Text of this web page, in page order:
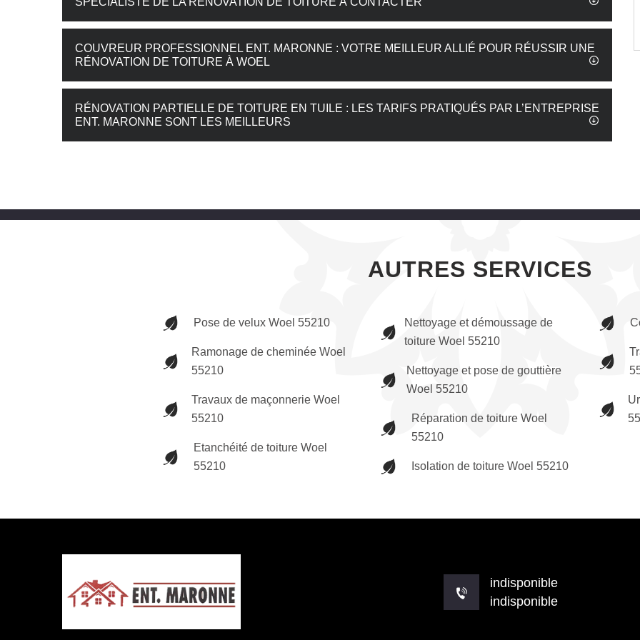
COUVREUR PROFESSIONNEL ENT. MARONNE : VOTRE MEILLEUR ALLIÉ POUR RÉUSSIR UNE
RÉNOVATION DE TOITURE À WOEL
RÉNOVATION PARTIELLE DE TOITURE EN TUILE : LES TARIFS PRATIQUÉS PAR L’ENTREPRISE
ENT. MARONNE SONT LES MEILLEURS
AUTRES SERVICES
Pose de velux Woel 55210
Ramonage de cheminée Woel
55210
Travaux de maçonnerie Woel
55210
Etanchéité de toiture Woel
55210
Nettoyage et démoussage de
toiture Woel 55210
Nettoyage et pose de gouttière
Woel 55210
Réparation de toiture Woel
55210
Isolation de toiture Woel 55210
indisponible
indisponible